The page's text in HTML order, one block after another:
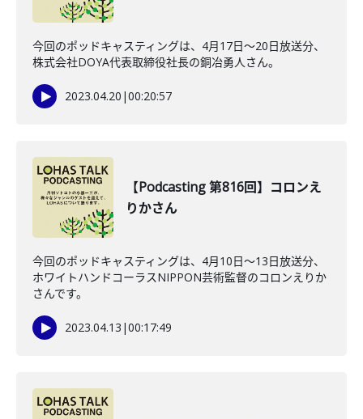
今回のポッドキャスティングは、4月17日〜20日放送分、
株式会社DOYA代表取締役社長の銅冶勇人さん。
2023.04.20 |00:20:57
【Podcasting 第816回】コロンえ
りかさん
今回のポッドキャスティングは、4月10日〜13日放送分、
ホワイトハンドコーラスNIPPON芸術監督のコロンえりか
さんです。
2023.04.13 |00:17:49